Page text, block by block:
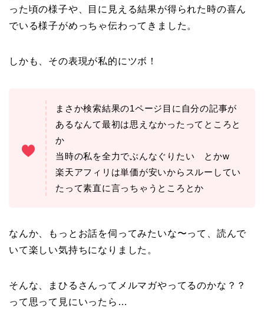
った頃の様子や、目に見える結果が得られた時の喜ん
でいる様子がめっちゃ伝わってきました。
しかも、その表現が私的にツボ！
まさか検索結果の1ページ目に自分の記事が
あるなんて最初は思えなかったってところと
か
当時の私を全力でぶんなぐりたい とかw
楽天アフィリは単価が安いからスルーしてい
たって素直に言っちゃうところとか
なんか、もっとお話を伺ってみたいな〜って、読んで
いて楽しい気持ちになりました。
そんな、まひるさんってメルマガやってるのかな？？
って思って見にいったら…